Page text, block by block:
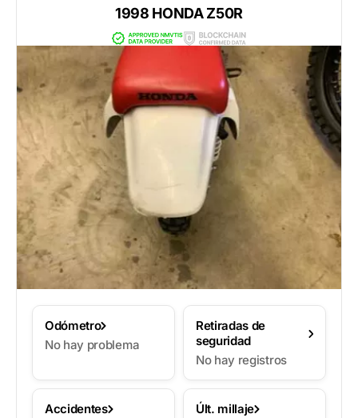
1998 HONDA Z50R
Odómetro
No hay problema
Retiradas de
seguridad
No hay registros
Accidentes
Últ. millaje